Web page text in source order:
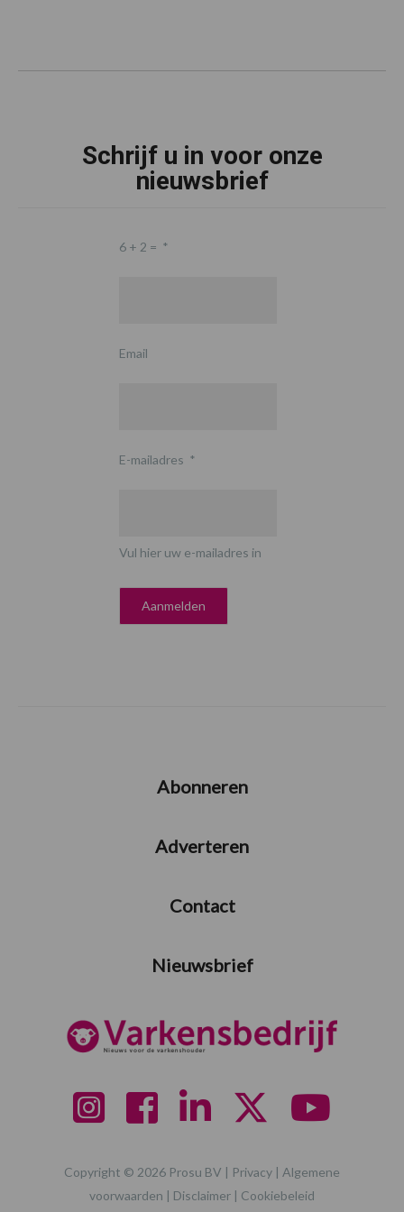
Schrijf u in voor onze
nieuwsbrief
6 + 2 = *
Email
E-mailadres *
Vul hier uw e-mailadres in
Abonneren
Adverteren
Contact
Nieuwsbrief
Copyright © 2026 Prosu BV | Privacy | Algemene
voorwaarden | Disclaimer | Cookiebeleid